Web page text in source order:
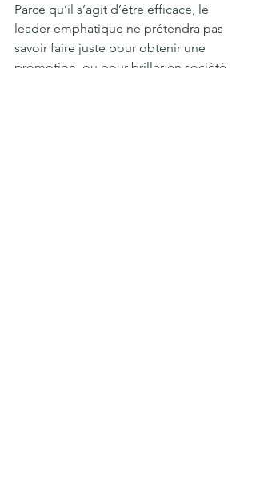
Parce qu’il s’agit d’être efficace, le
leader emphatique ne prétendra pas
savoir faire juste pour obtenir une
promotion, ou pour briller en société.